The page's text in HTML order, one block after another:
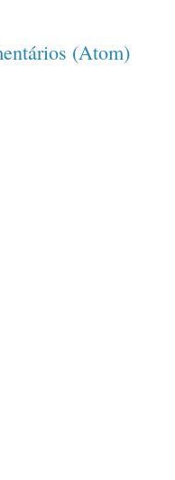
(Atom)